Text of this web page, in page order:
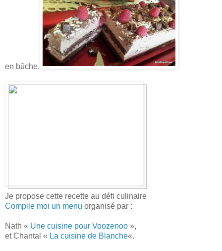
en bûche.
Je propose cette recette au défi culinaire
Compile moi un menu organisé par :
Nath « Une cuisine pour Voozenoo »,
et Chantal « La cuisine de Blanche«.